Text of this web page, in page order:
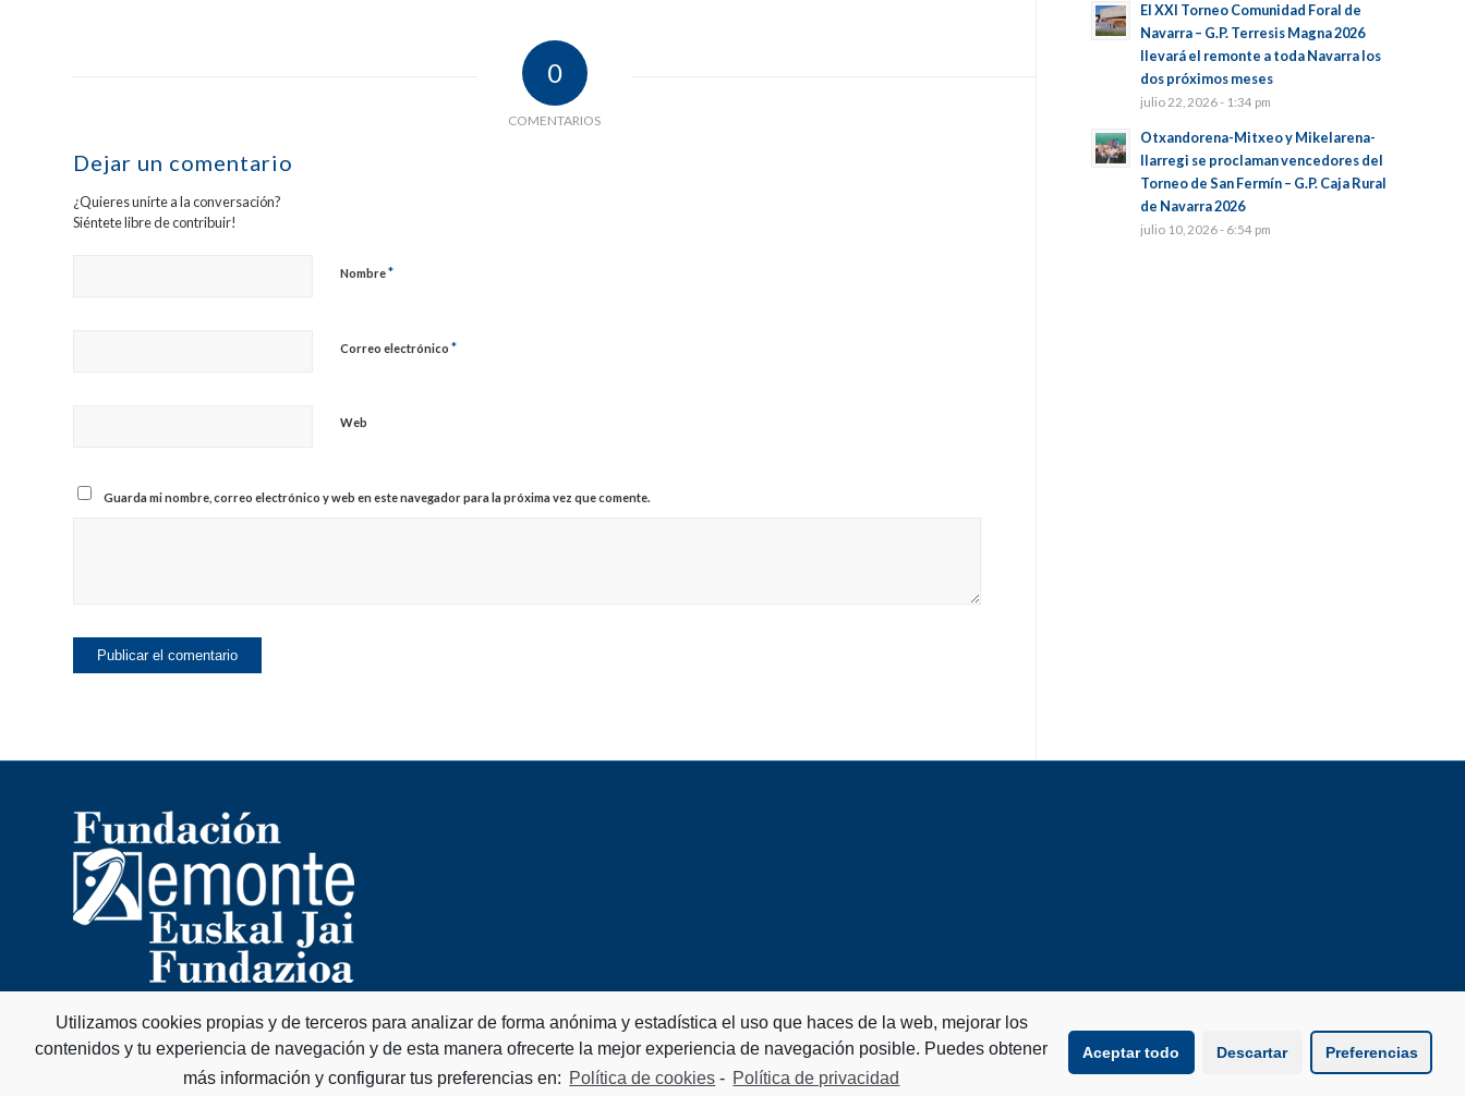
0
COMENTARIOS
Dejar un comentario
¿Quieres unirte a la conversación?
Siéntete libre de contribuir!
Nombre*
Correo electrónico *
Web
Guarda mi nombre, correo electrónico y web en este navegador para la próxima vez que comente.
El XXI Torneo Comunidad Foral de
Navarra – G.P. Terresis Magna 2026
llevará el remonte a toda Navarra los
dos próximos meses
julio 22, 2026 - 1:34 pm
Otxandorena-Mitxeo y Mikelarena-
Ilarregi se proclaman vencedores del
Torneo de San Fermín – G.P. Caja Rural
de Navarra 2026
julio 10, 2026 - 6:54 pm
© Copyright - Fundación Remonte Euskal Jai Fundazioa -HORIXE DISEÑO
Utilizamos cookies propias y de terceros para analizar de forma anónima y estadística el uso que haces de la web, mejorar los
contenidos y tu experiencia de navegación y de esta manera ofrecerte la mejor experiencia de navegación posible. Puedes obtener
más información y configurar tus preferencias en: Política de cookies - Política de privacidad
Aceptar todo Descartar Preferencias